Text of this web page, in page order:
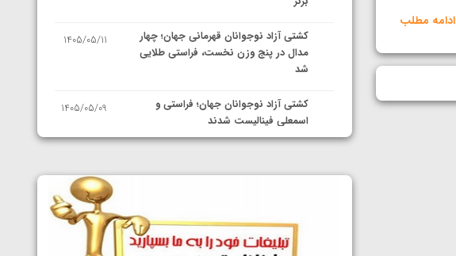
ادامه مطلب
کشتی آزاد نوجوانان قهرمانی جهان؛ چهار
مدال در پنج وزن نخست، فراستی طلایی
شد
1405/05/11
کشتی آزاد نوجوانان جهان؛ فراستی و
اسمعلی فینالیست شدند
1405/05/09
نمایندگان ایران مشخص شدند
سوم برای ایران
1405/05/07